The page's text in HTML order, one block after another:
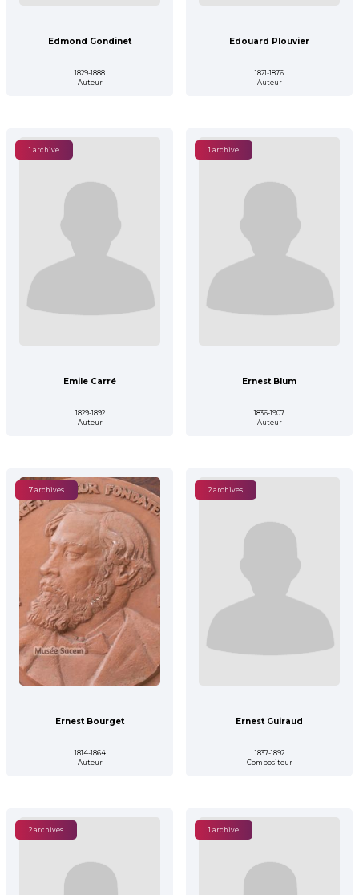
Edmond Gondinet
1829-1888
Auteur
Edouard Plouvier
1821-1876
Auteur
1 archive
Emile Carré
1829-1892
Auteur
1 archive
Ernest Blum
1836-1907
Auteur
7 archives
Ernest Bourget
1814-1864
Auteur
2 archives
Ernest Guiraud
1837-1892
Compositeur
2 archives 1 archive